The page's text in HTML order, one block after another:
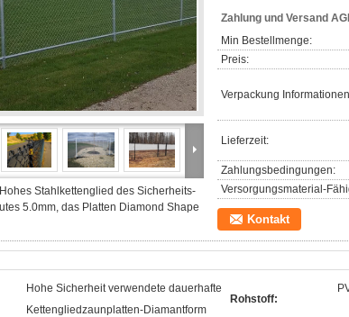
Hohes Stahlkettenglied des Sicherheits-
5.0mm, das Platten Diamond Shape
Zahlung und Versand
Min Bestellmenge:
Preis:
Verpackung
Lieferzeit:
Zahlungsbedingungen:
Versorgungsmaterial-
Kontakt
Hohe Sicherheit verwendete dauerhafte
Kettengliedzaunplatten-Diamantform
Rohstoff: